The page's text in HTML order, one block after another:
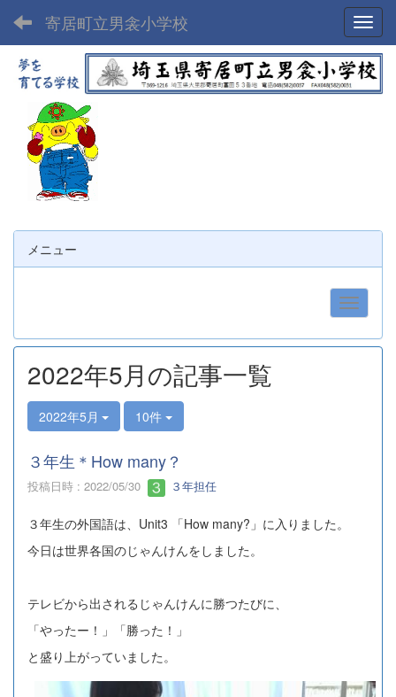
寄居町立男衾小学校
メニュー
2022年5月の記事一覧
2022年5月 10件
３年生＊How many？
投稿日時 : 2022/05/30 ３年担任
３年生の外国語は、Unit3 「How many?」に入りました。
今日は世界各国のじゃんけんをしました。
テレビから出されるじゃんけんに勝つたびに、
「やったー！」「勝った！」
と盛り上がっていました。